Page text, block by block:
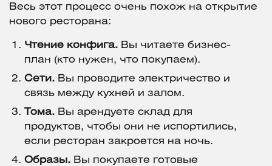
Весь этот процесс очень похож на открытие
нового ресторана:
Чтение конфига. Вы читаете бизнес-
план (кто нужен, что покупаем).
Сети. Вы проводите электричество и
связь между кухней и залом.
Тома. Вы арендуете склад для
продуктов, чтобы они не испортились,
если ресторан закроется на ночь.
Образы. Вы покупаете готовые